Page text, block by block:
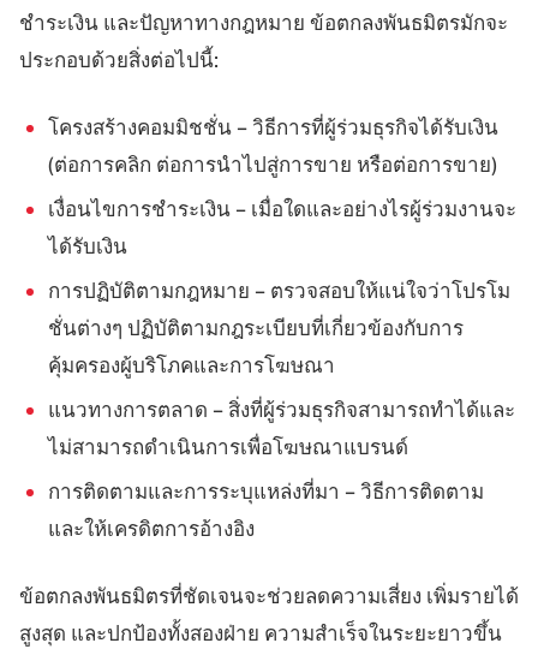
ชำระเงิน และปัญหาทางกฎหมาย ข้อตกลงพันธมิตรมักจะ
ประกอบด้วยสิ่งต่อไปนี้:
โครงสร้างคอมมิชชั่น – วิธีการที่ผู้ร่วมธุรกิจได้รับเงิน
(ต่อการคลิก ต่อการนำไปสู่การขาย หรือต่อการขาย)
เงื่อนไขการชำระเงิน – เมื่อใดและอย่างไรผู้ร่วมงานจะ
ได้รับเงิน
การปฏิบัติตามกฎหมาย – ตรวจสอบให้แน่ใจว่าโปรโม
ชั่นต่างๆ ปฏิบัติตามกฎระเบียบที่เกี่ยวข้องกับการ
คุ้มครองผู้บริโภคและการโฆษณา
แนวทางการตลาด – สิ่งที่ผู้ร่วมธุรกิจสามารถทำได้และ
ไม่สามารถดำเนินการเพื่อโฆษณาแบรนด์
การติดตามและการระบุแหล่งที่มา – วิธีการติดตาม
และให้เครดิตการอ้างอิง
ข้อตกลงพันธมิตรที่ชัดเจนจะช่วยลดความเสี่ยง เพิ่มรายได้
สูงสุด และปกป้องทั้งสองฝ่าย ความสำเร็จในระยะยาวขึ้น